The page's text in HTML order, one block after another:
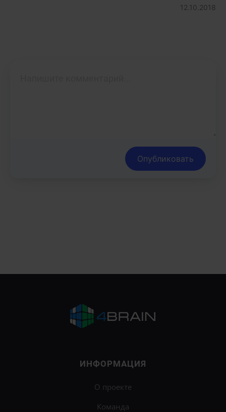
12.10.2018
Опубликовать
ИНФОРМАЦИЯ
О проекте
Команда